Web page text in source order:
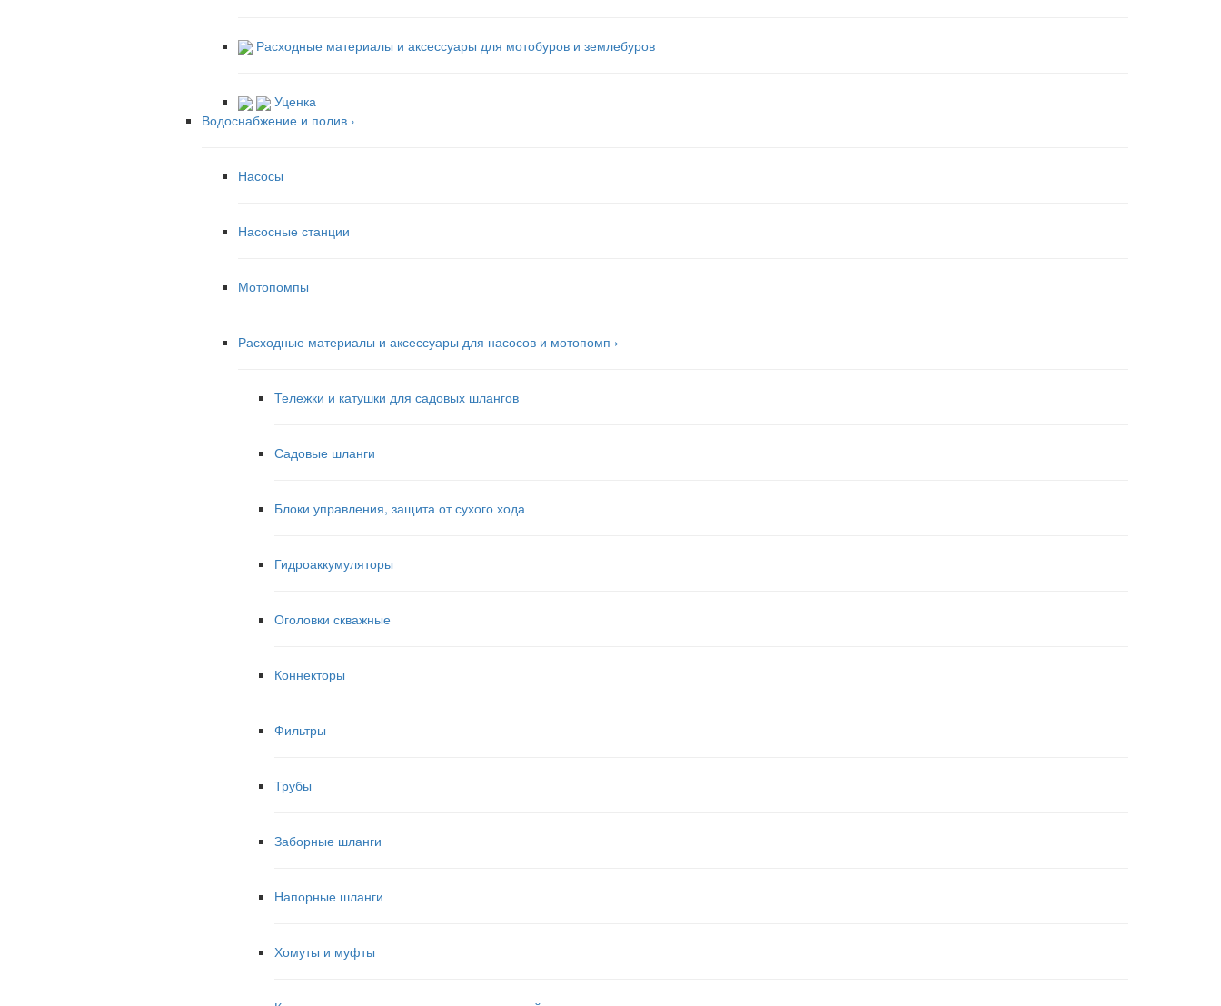
Расходные материалы и аксессуары для мотобуров и землебуров
Уценка
Водоснабжение и полив ›
Насосы
Насосные станции
Мотопомпы
Расходные материалы и аксессуары для насосов и мотопомп ›
Тележки и катушки для садовых шлангов
Садовые шланги
Блоки управления, защита от сухого хода
Гидроаккумуляторы
Оголовки скважные
Коннекторы
Фильтры
Трубы
Заборные шланги
Напорные шланги
Хомуты и муфты